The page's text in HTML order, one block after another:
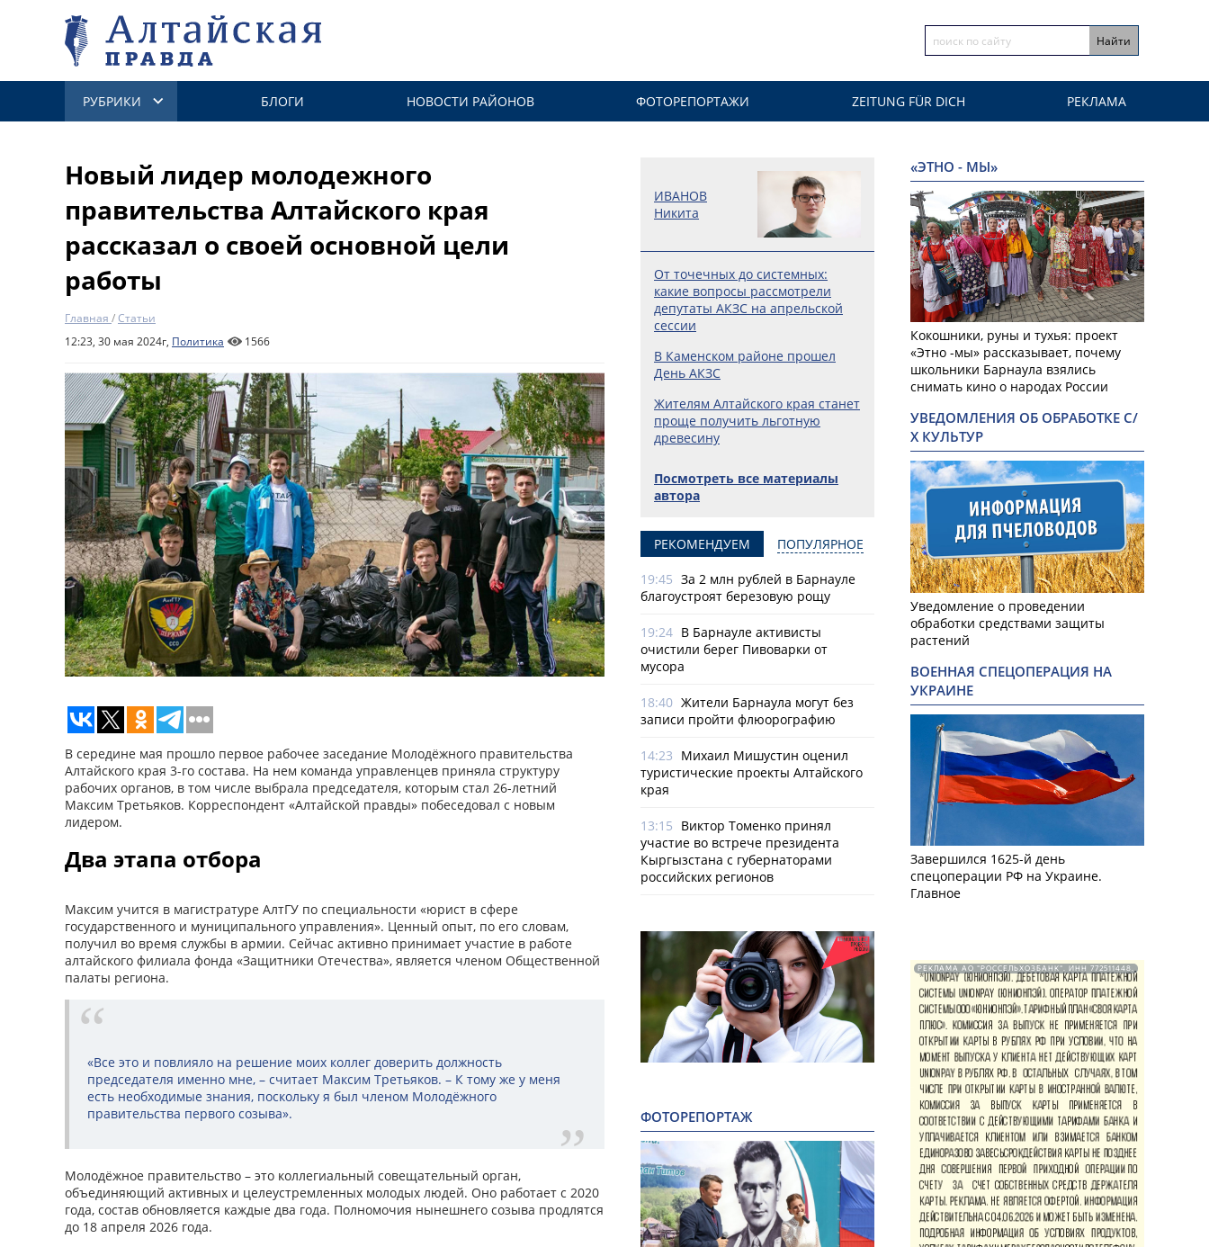
РУБРИКИ БЛОГИ НОВОСТИ РАЙОНОВ ФОТОРЕПОРТАЖИ ZEITUNG FÜR DICH РЕКЛАМА
Новый лидер молодежного
правительства Алтайского края
рассказал о своей основной цели
работы
Главная /Статьи
12:23, 30 мая 2024г, Политика 1566
В середине мая прошло первое рабочее заседание Молодёжного правительства
Алтайского края 3-го состава. На нем команда управленцев приняла структуру
рабочих органов, в том числе выбрала председателя, которым стал 26-летний
Максим Третьяков. Корреспондент «Алтайской правды» побеседовал с новым
лидером.
Два этапа отбора
Максим учится в магистратуре АлтГУ по специальности «юрист в сфере
государственного и муниципального управления». Ценный опыт, по его словам,
получил во время службы в армии. Сейчас активно принимает участие в работе
алтайского филиала фонда «Защитники Отечества», является членом Общественной
палаты региона.
«Все это и повлияло на решение моих коллег доверить должность
председателя именно мне, – считает Максим Третьяков. – К тому же у меня
есть необходимые знания, поскольку я был членом Молодёжного
правительства первого созыва».
Молодёжное правительство – это коллегиальный совещательный орган,
объединяющий активных и целеустремленных молодых людей. Оно работает с 2020
года, состав обновляется каждые два года. Полномочия нынешнего созыва продлятся
до 18 апреля 2026 года.
ИВАНОВ
Никита
От точечных до системных:
какие вопросы рассмотрели
депутаты АКЗС на апрельской
сессии
В Каменском районе прошел
День АКЗС
Жителям Алтайского края станет
проще получить льготную
древесину
Посмотреть все материалы
автора
РЕКОМЕНДУЕМ ПОПУЛЯРНОЕ
19:45 За 2 млн рублей в Барнауле
благоустроят березовую рощу
19:24 В Барнауле активисты
очистили берег Пивоварки от
мусора
18:40 Жители Барнаула могут без
записи пройти флюорографию
14:23 Михаил Мишустин оценил
туристические проекты Алтайского
края
13:15 Виктор Томенко принял
участие во встрече президента
Кыргызстана с губернаторами
российских регионов
ФОТОРЕПОРТАЖ
«ЭТНО - МЫ»
Кокошники, руны и тухья: проект
«Этно -мы» рассказывает, почему
школьники Барнаула взялись
снимать кино о народах России
УВЕДОМЛЕНИЯ ОБ ОБРАБОТКЕ С/
Х КУЛЬТУР
Уведомление о проведении
обработки средствами защиты
растений
ВОЕННАЯ СПЕЦОПЕРАЦИЯ НА
УКРАИНЕ
Завершился 1625-й день
спецоперации РФ на Украине.
Главное
РЕКЛАМА АО "РОССЕЛЬХОЗБАНК". ИНН 772511448.